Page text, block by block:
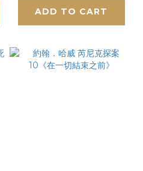
一套)
ADD TO CART